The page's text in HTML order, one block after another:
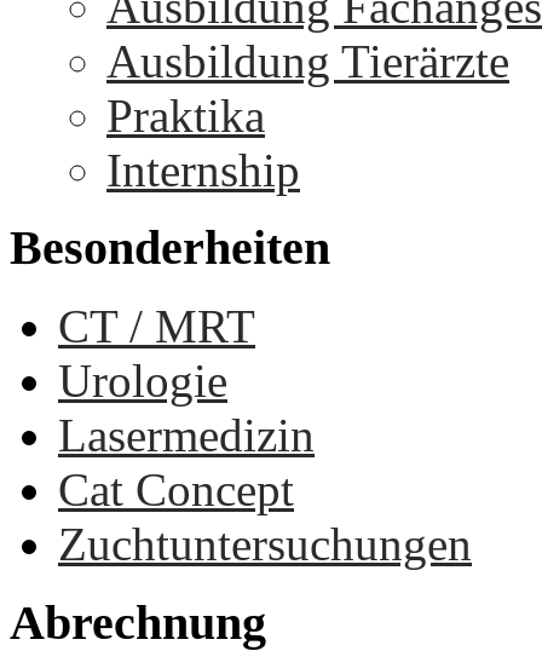
Ausbildung Tierärzte
Praktika
Internship
Besonderheiten
CT / MRT
Urologie
Lasermedizin
Cat Concept
Zuchtuntersuchungen
Abrechnung